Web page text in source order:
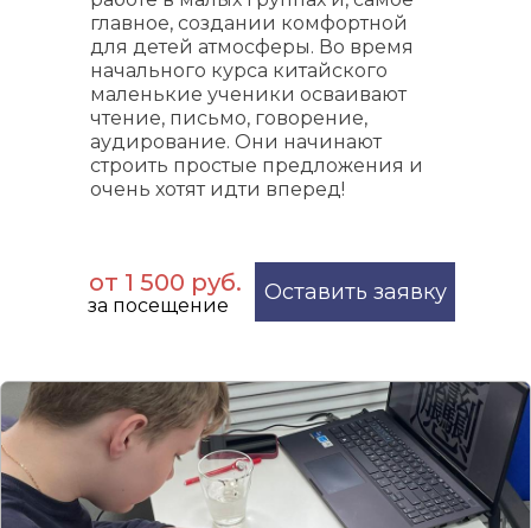
главное, создании комфортной
для детей атмосферы. Во время
начального курса китайского
маленькие ученики осваивают
чтение, письмо, говорение,
аудирование. Они начинают
строить простые предложения и
очень хотят идти вперед!
от 1 500 руб. Оставить заявку
за посещение